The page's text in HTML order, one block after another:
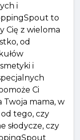
i
to
Cię z wieloma
od
i
Ci
mama, w
tego, czy
słodycze, czy